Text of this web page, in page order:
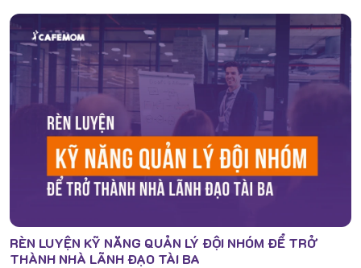
RÈN LUYỆN KỸ NĂNG QUẢN LÝ ĐỘI NHÓM ĐỂ TRỞ
THÀNH NHÀ LÃNH ĐẠO TÀI BA